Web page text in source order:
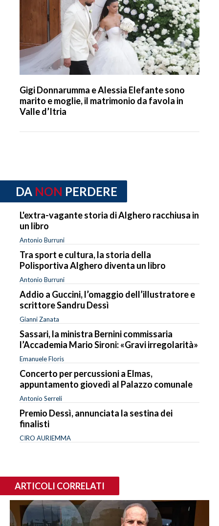
Gigi Donnarumma e Alessia Elefante sono
marito e moglie, il matrimonio da favola in
Valle d’Itria
DA NON PERDERE
L'extra-vagante storia di Alghero racchiusa in
un libro
Antonio Burruni
Tra sport e cultura, la storia della
Polisportiva Alghero diventa un libro
Antonio Burruni
Addio a Guccini, l’omaggio dell’illustratore e
scrittore Sandru Dessì
Gianni Zanata
Sassari, la ministra Bernini commissaria
l’Accademia Mario Sironi: «Gravi irregolarità»
Emanuele Floris
Concerto per percussioni a Elmas,
appuntamento giovedì al Palazzo comunale
Antonio Serreli
Premio Dessì, annunciata la sestina dei
finalisti
CIRO AURIEMMA
ARTICOLI CORRELATI